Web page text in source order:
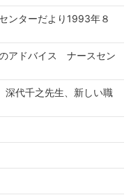
ンターだより1993年８
アドバイス ナースセン
代千之先生、新しい職